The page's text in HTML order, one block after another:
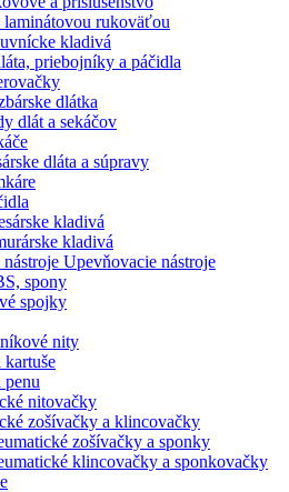
rukoväťou
kladivá
priebojníky a páčidla
dlátka
dlát a sekáčov
dláta a súpravy
kladivá
kladivá
Upevňovacie nástroje
spony
spojky
nity
kartuše
penu
nitovačky
zošívačky a klincovačky
zošívačky a sponky
klincovačky a sponkovačky